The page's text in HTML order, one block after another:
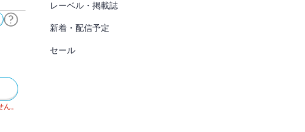
。
レーベル・掲載誌
新着・配信予定
セール